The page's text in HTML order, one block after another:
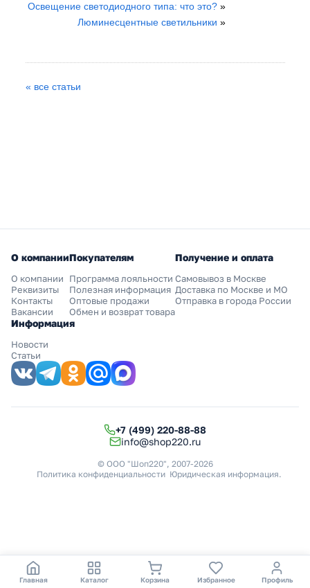
Освещение светодиодного типа: что это?»
Люминесцентные светильники »
« все статьи
О компании
О компании
Реквизиты
Контакты
Вакансии
Покупателям
Программа лояльности
Полезная информация
Оптовые продажи
Обмен и возврат товара
Получение и оплата
Самовывоз в Москве
Доставка по Москве и МО
Отправка в города России
Информация
Новости
Статьи
+7 (499) 220-88-88
info@shop220.ru
© ООО "Шоп220", 2007-2026
Политика конфиденциальности Юридическая информация.
Главная Каталог Корзина Избранное Профиль